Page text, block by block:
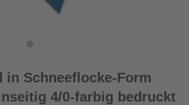
in Schneeflocke-Form
4/0-farbig bedruckt